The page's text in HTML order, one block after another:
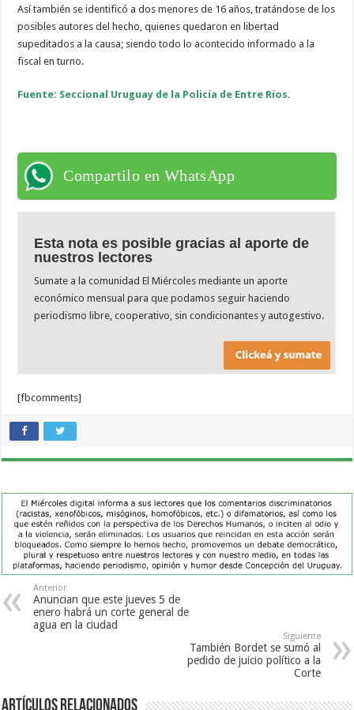
Así también se identificó a dos menores de 16 años, tratándose de los
posibles autores del hecho, quienes quedaron en libertad
supeditados a la causa; siendo todo lo acontecido informado a la
fiscal en turno.
Fuente: Seccional Uruguay de la Policía de Entre Ríos.
Compartilo en WhatsApp
Esta nota es posible gracias al aporte de
nuestros lectores
Sumate a la comunidad El Miércoles mediante un aporte
económico mensual para que podamos seguir haciendo
periodismo libre, cooperativo, sin condicionantes y autogestivo.
[fbcomments]
Anterior
Anuncian que este jueves 5 de
enero habrá un corte general de
agua en la ciudad
Siguiente
También Bordet se sumó al
pedido de juicio político a la
Corte